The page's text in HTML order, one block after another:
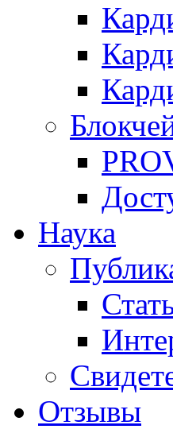
Наука
Отзывы